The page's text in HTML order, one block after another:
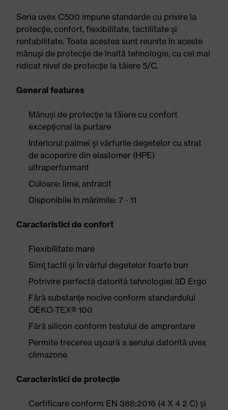
Seria uvex C500 impune standarde cu privire la
protecţie, confort, flexibilitate, tactilitate şi
rentabilitate. Toate acestea sunt reunite în aceste
mănuşi de protecţie de înaltă tehnologie, cu cel mai
ridicat nivel de protecţie la tăiere 5/C.
General features
Mănuşi de protecţie la tăiere cu confort
excepţional la purtare
Interiorul palmei şi vârfurile degetelor cu strat
de acoperire din elastomer (HPE)
ultraperformant
Culoare: lime, antracit
Disponibile în mărimile: 7 - 11
Caracteristici de confort
Flexibilitate mare
Simţ tactil şi în vârful degetelor foarte bun
Potrivire perfectă datorită tehnologiei 3D Ergo
Fără substanţe nocive conform standardului
OEKO-TEX® 100
Fără silicon conform testului de amprentare
Permite trecerea uşoară a aerului datorită uvex
climazone
Caracteristici de protecţie
Certificare conform EN 388:2016 (4 X 4 2 C) şi